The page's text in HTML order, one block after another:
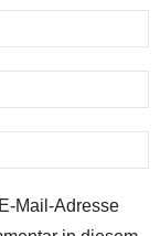
Mail-Adresse